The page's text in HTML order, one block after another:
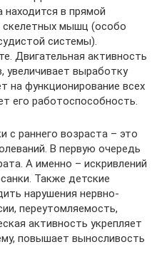
находится в прямой
скелетных мышц (особо
системы).
Двигательная активность
увеличивает выработку
на функционирование всех
его работоспособность.
с раннего возраста – это
В первую очередь
А именно – искривлений
Также детские
нарушения нервно-
переутомляемость,
активность укрепляет
повышает выносливость